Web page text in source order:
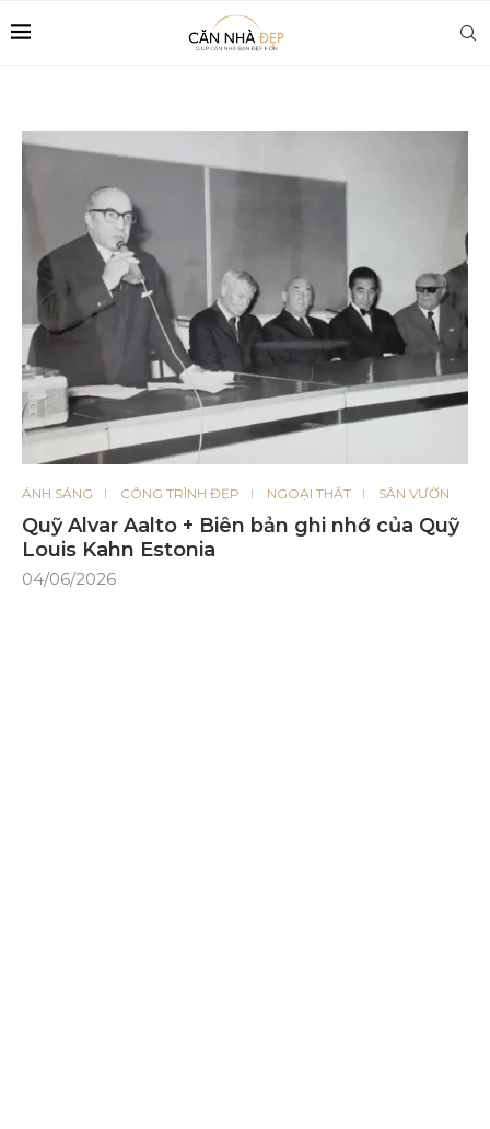
ÁNH SÁNG CÔNG TRÌNH ĐẸP NGOẠI THẤT SÂN VƯỜN
Quỹ Alvar Aalto + Biên bản ghi nhớ của Quỹ
Louis Kahn Estonia
04/06/2026